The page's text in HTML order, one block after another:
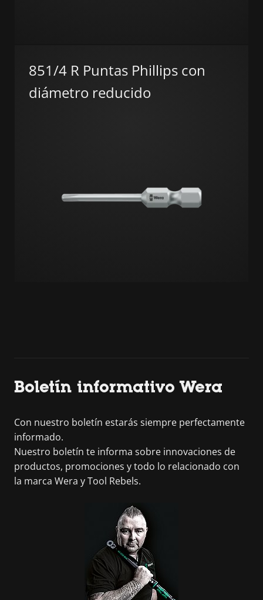
851/4 R Puntas Phillips con
diámetro reducido
Boletín informativo Wera
Con nuestro boletín estarás siempre perfectamente
informado.
Nuestro boletín te informa sobre innovaciones de
productos, promociones y todo lo relacionado con
la marca Wera y Tool Rebels.